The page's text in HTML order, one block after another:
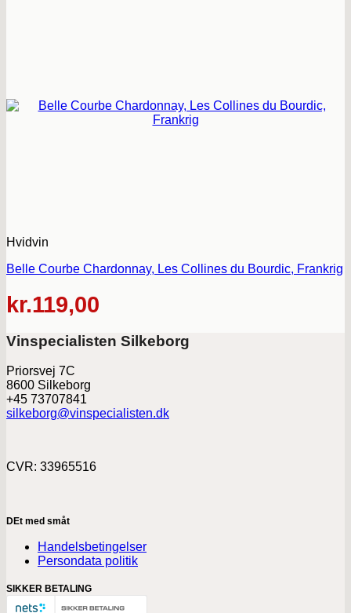
Hvidvin
Belle Courbe Chardonnay, Les Collines du Bourdic, Frankrig
kr.119,00
Vinspecialisten Silkeborg
Priorsvej 7C
8600 Silkeborg
+45 73707841
silkeborg@vinspecialisten.dk
CVR: 33965516
DEt med småt
Handelsbetingelser
Persondata politik
SIKKER BETALING